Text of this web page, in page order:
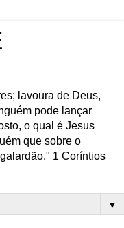
lavoura de Deus,
pode lançar
o qual é Jesus
que sobre o
1 Coríntios
▼